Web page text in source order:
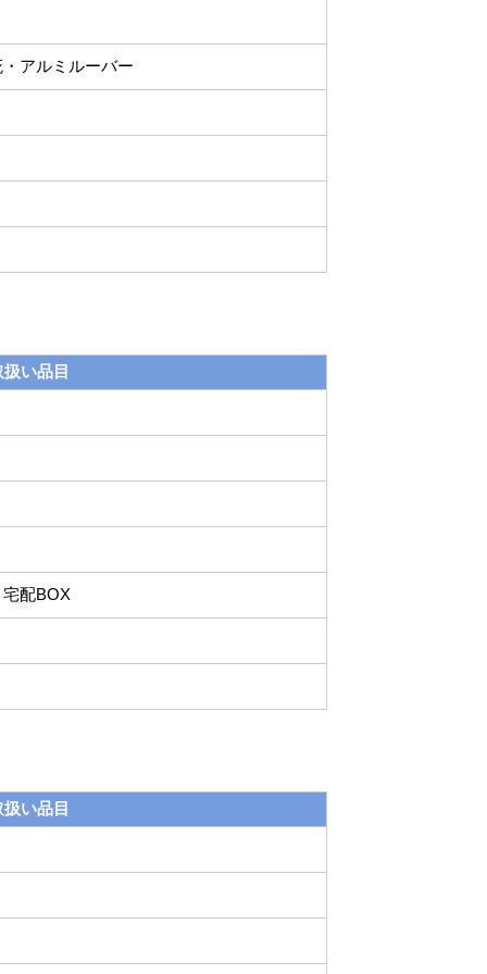
アルミルーバー
扱い品目
配BOX
扱い品目